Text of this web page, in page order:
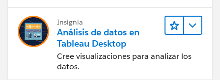
Insignia
Análisis de datos en
Tableau Desktop
Cree visualizaciones para analizar los
datos.